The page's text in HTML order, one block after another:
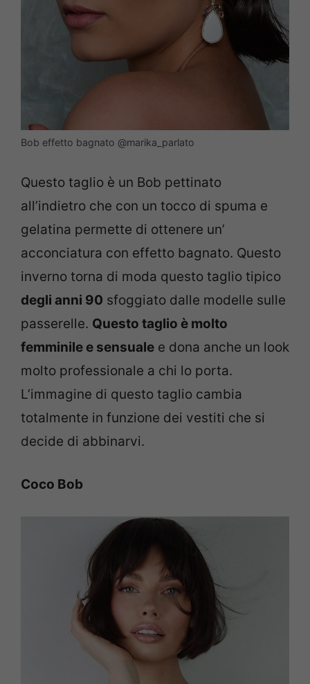
Bob effetto bagnato @marika_parlato
Questo taglio è un Bob pettinato
all’indietro che con un tocco di spuma e
gelatina permette di ottenere un’
acconciatura con effetto bagnato. Questo
inverno torna di moda questo taglio tipico
degli anni 90 sfoggiato dalle modelle sulle
passerelle. Questo taglio è molto
femminile e sensuale e dona anche un look
molto professionale a chi lo porta.
L’immagine di questo taglio cambia
totalmente in funzione dei vestiti che si
decide di abbinarvi.
Coco Bob